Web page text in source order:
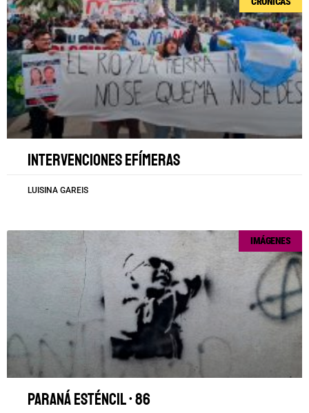
Intervenciones efímeras
LUISINA GAREIS
IMÁGENES
Paraná esténcil • 86